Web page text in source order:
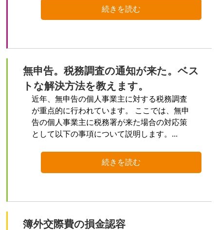
続きを読む
無申告。税務調査の通知が来た。ベス
トな解決方法を教えます。
近年、無申告の個人事業主に対する税務調査
が重点的に行われています。 ここでは、無申
告の個人事業主に税務署が来た場合の対応策
として以下の事項について説明します。...
続きを読む
簿外交際費の損金認容